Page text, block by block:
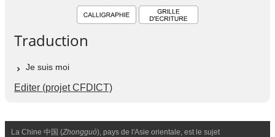
Traduction
Je suis moi
Editer (projet CFDICT)
La Chine 中国 (Zhongguó), pays de l'Asie orientale, est le sujet